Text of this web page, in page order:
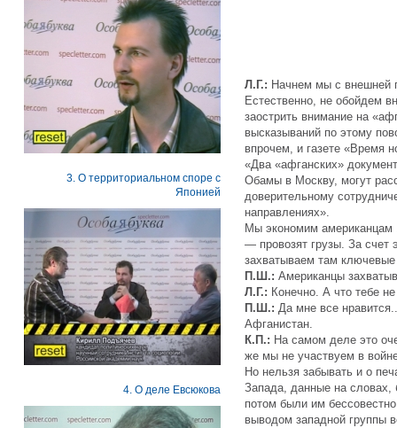
3. О территориальном споре с
Японией
4. О деле Евсюкова
Л.Г.: Начнем мы с внешней
Естественно, не обойдем
заострить внимание на
высказываний по этому
впрочем, и газете «Время
«Два «афганских»
Обамы в Москву, могут
доверительному
направлениях».
Мы экономим
— провозят грузы. За счет
захватываем там ключевые
П.Ш.: Американцы
Л.Г.: Конечно. А что тебе
П.Ш.: Да мне все
Афганистан.
К.П.: На самом деле это
же мы не участвуем в
Но нельзя забывать и о
Запада, данные на
потом были им
выводом западной группы